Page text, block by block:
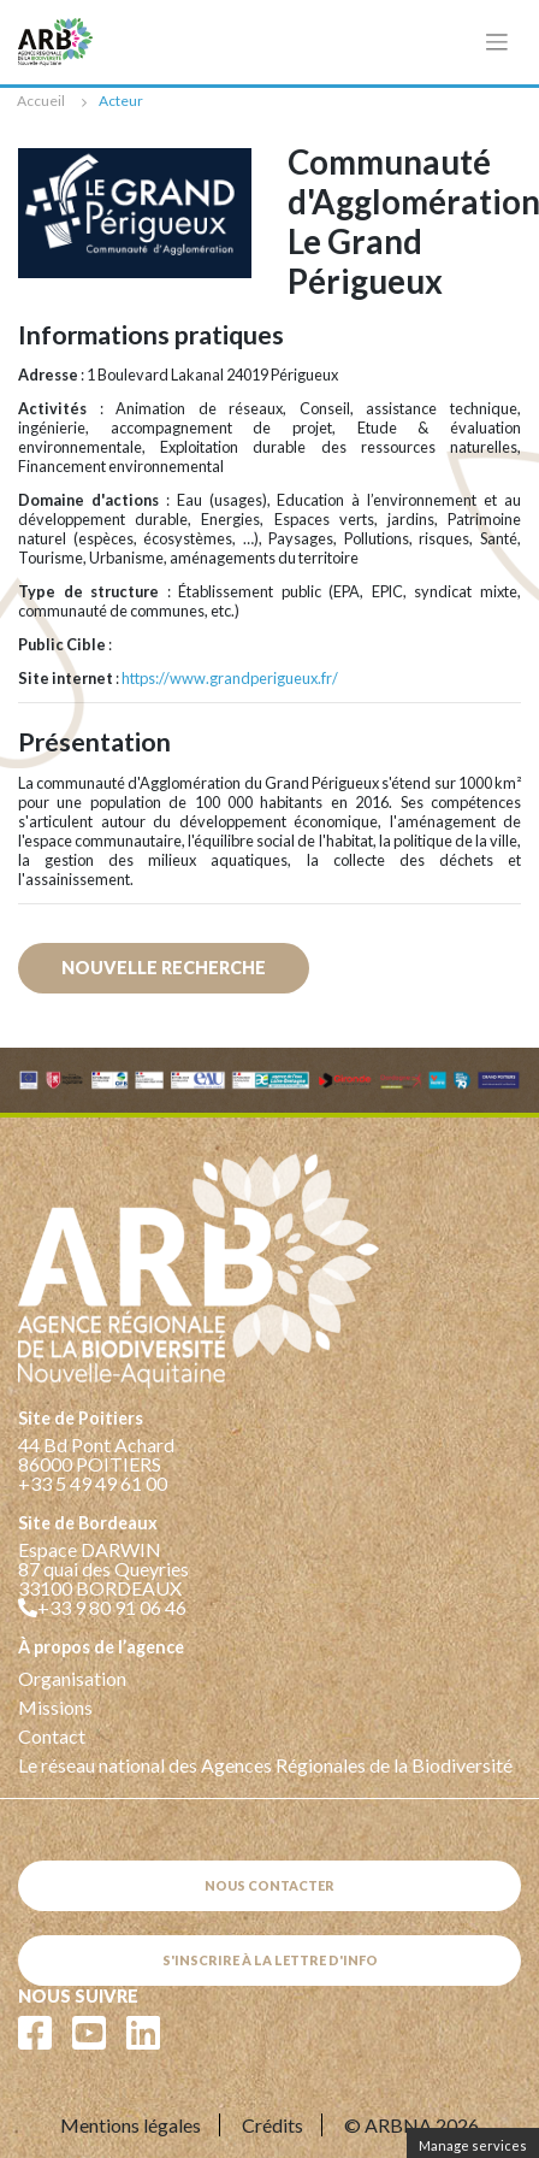
Accueil Acteur
Communauté
d'Agglomération
Le Grand
Périgueux
Informations pratiques
Adresse : 1 Boulevard Lakanal 24019 Périgueux
Activités : Animation de réseaux, Conseil, assistance technique,
ingénierie, accompagnement de projet, Etude & évaluation
environnementale, Exploitation durable des ressources naturelles,
Financement environnemental
Domaine d'actions: Eau (usages), Education à l’environnement et au
développement durable, Energies, Espaces verts, jardins, Patrimoine
naturel (espèces, écosystèmes, …), Paysages, Pollutions, risques, Santé,
Tourisme, Urbanisme, aménagements du territoire
Type de structure : Établissement public (EPA, EPIC, syndicat mixte,
communauté de communes, etc.)
Public Cible :
Site internet :https://www.grandperigueux.fr/
Présentation
La communauté d'Agglomération du Grand Périgueux s'étend sur 1000 km²
pour une population de 100 000 habitants en 2016. Ses compétences
s'articulent autour du développement économique, l'aménagement de
l'espace communautaire, l'équilibre social de l'habitat, la politique de la ville,
la gestion des milieux aquatiques, la collecte des déchets et
l'assainissement.
NOUVELLE RECHERCHE
Site de Poitiers
44 Bd Pont Achard
86000 POITIERS
+33 5 49 49 61 00
Site de Bordeaux
Espace DARWIN
87 quai des Queyries
33100 BORDEAUX
+33 9 80 91 06 46
à propos de l’agence
Organisation
Missions
Contact
Le réseau national des Agences Régionales de la Biodiversité
NOUS CONTACTER
S'INSCRIRE À LA LETTRE D'INFO
NOUS SUIVRE
Mentions légales Crédits © ARBNA 2026
Manage services